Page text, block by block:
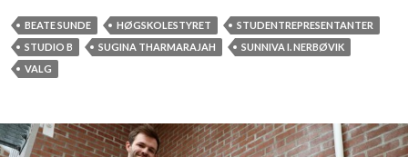
r
e
t
BEATE SUNDE HØGSKOLESTYRET
STUDENTREPRESENTANTER
STUDIO B
SUGINA THARMARAJAH
SUNNIVA I. NERBØVIK
VALG